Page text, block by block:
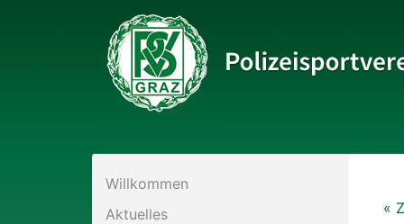
PSV AllgemeinWillkommen
Aktuelles
«